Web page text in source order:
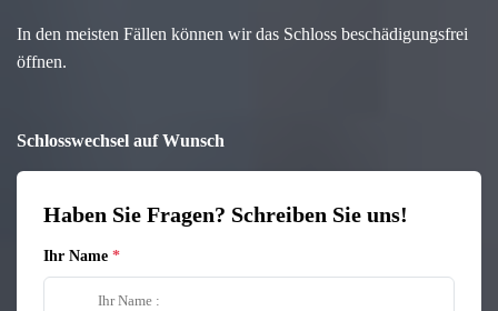
In den meisten Fällen können wir das Schloss beschädigungsfrei
öffnen.
Schlosswechsel auf Wunsch
Haben Sie Fragen? Schreiben Sie uns!
Ihr Name